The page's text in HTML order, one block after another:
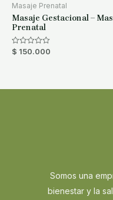
Masaje Prenatal
Masaje Gestacional –
Prenatal
Rated
$ 150.000
Somos una
bienestar y la